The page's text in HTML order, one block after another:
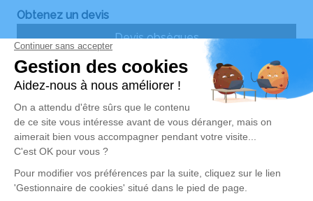
Obtenez un devis
Devis obsèques
Devis prévoyance
Devis marbrerie
Nos Services
Organiser des obsèques2
Monuments funéraires2
Services aux familles
Liens utiles
Avis de décès
Demande de rendez-vous
en agence